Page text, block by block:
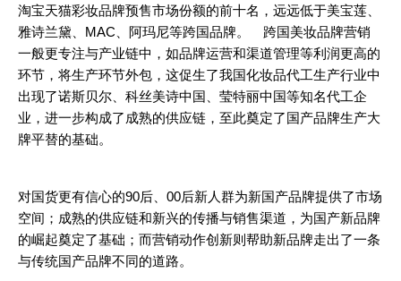
淘宝天猫彩妆品牌预售市场份额的前十名，远远低于美宝莲、
雅诗兰黛、MAC、阿玛尼等跨国品牌。 跨国美妆品牌营销
一般更专注与产业链中，如品牌运营和渠道管理等利润更高的
环节，将生产环节外包，这促生了我国化妆品代工生产行业中
出现了诺斯贝尔、科丝美诗中国、莹特丽中国等知名代工企
业，进一步构成了成熟的供应链，至此奠定了国产品牌生产大
牌平替的基础。
对国货更有信心的90后、00后新人群为新国产品牌提供了市场
空间；成熟的供应链和新兴的传播与销售渠道，为国产新品牌
的崛起奠定了基础；而营销动作创新则帮助新品牌走出了一条
与传统国产品牌不同的道路。